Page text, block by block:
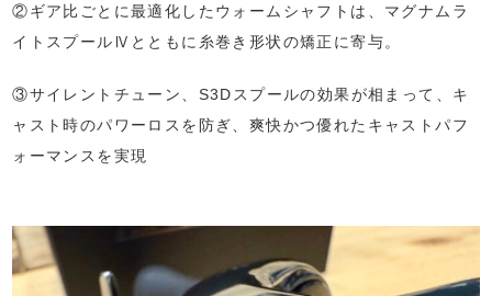
②ギア比ごとに最適化したウォームシャフトは、マグナムラ
イトスプールⅣとともに糸巻き形状の矯正に寄与。
③サイレントチューン、S3Dスプールの効果が相まって、キ
ャスト時のパワーロスを防ぎ、爽快かつ優れたキャストパフ
ォーマンスを実現